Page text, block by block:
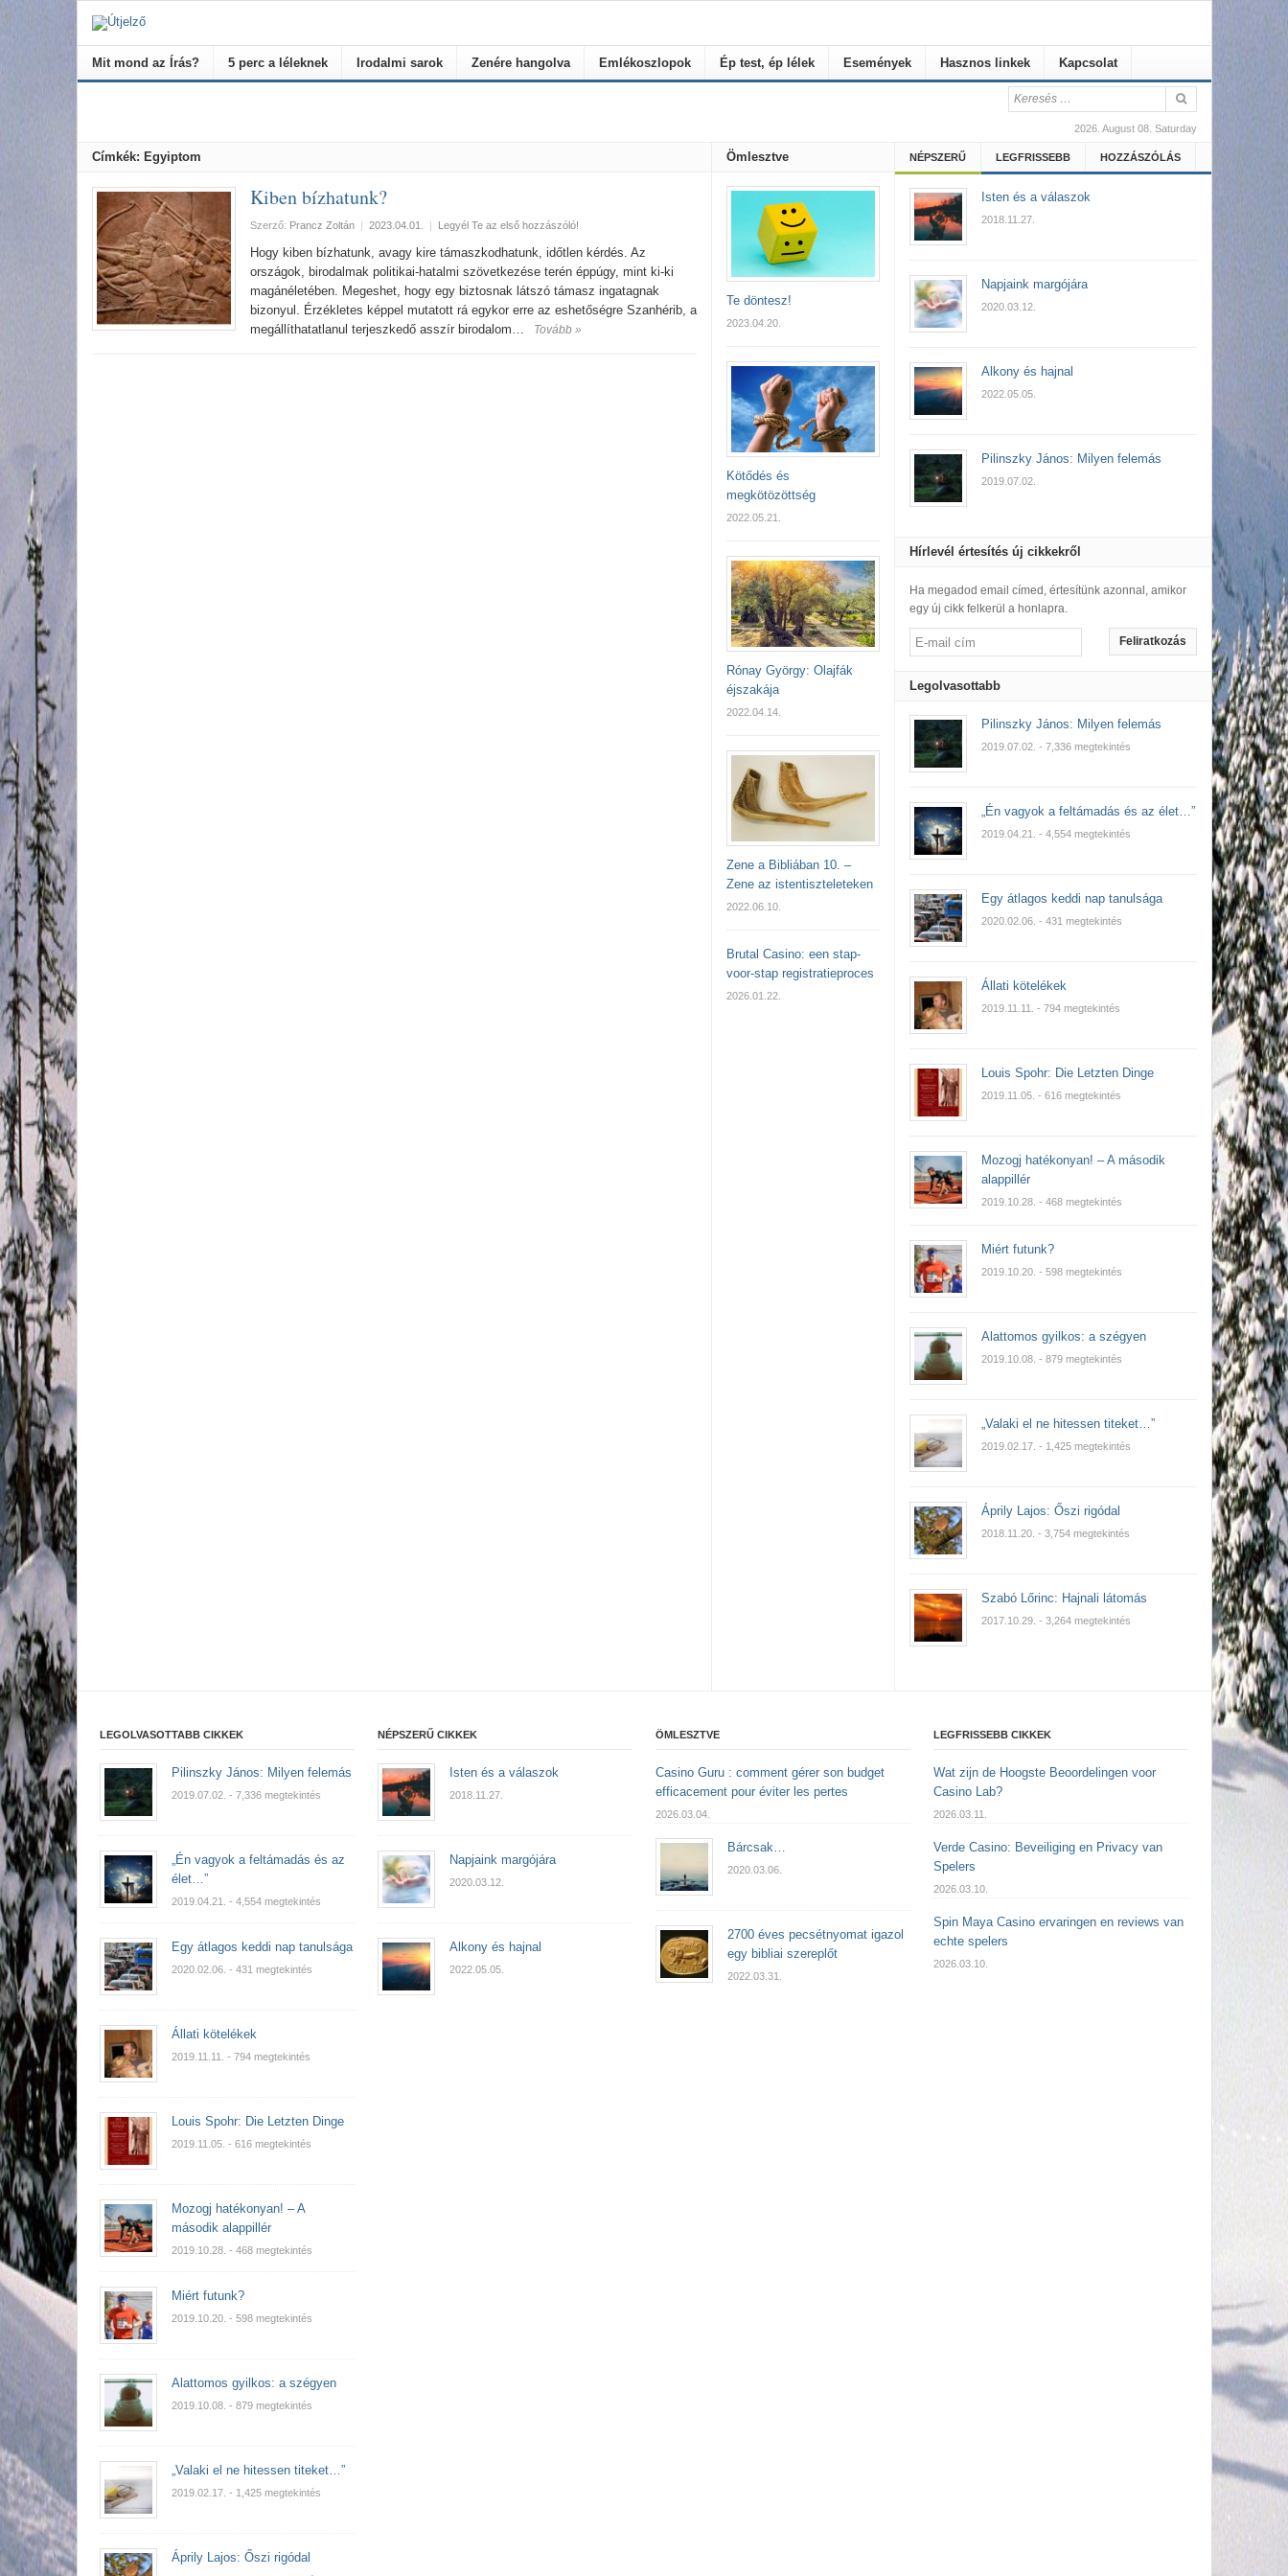
Mit mond az Írás? 5 perc a léleknek Irodalmi sarok Zenére hangolva Emlékoszlopok Ép test, ép lélek Események Hasznos linkek Kapcsolat
2026. August 08. Saturday
Címkék: Egyiptom
Kiben bízhatunk?
Szerző: Prancz Zoltán | 2023.04.01. | Legyél Te az első hozzászóló!
Hogy kiben bízhatunk, avagy kire támaszkodhatunk, időtlen kérdés. Az
országok, birodalmak politikai-hatalmi szövetkezése terén éppúgy, mint ki-ki
magánéletében. Megeshet, hogy egy biztosnak látszó támasz ingatagnak
bizonyul. Érzékletes képpel mutatott rá egykor erre az eshetőségre Szanhérib, a
megállíthatatlanul terjeszkedő asszír birodalom…
Tovább »
Ömlesztve
Te döntesz!
2023.04.20.
Kötődés és
megkötözöttség
2022.05.21.
Rónay György: Olajfák
éjszakája
2022.04.14.
Zene a Bibliában 10. –
Zene az istentiszteleteken
2022.06.10.
Brutal Casino: een stap-
voor-stap registratieproces
2026.01.22.
NÉPSZERŰ LEGFRISSEBB HOZZÁSZÓLÁS
Isten és a válaszok
2018.11.27.
Napjaink margójára
2020.03.12.
Alkony és hajnal
2022.05.05.
Pilinszky János: Milyen felemás
2019.07.02.
Hírlevél értesítés új cikkekről
Ha megadod email címed, értesítünk azonnal, amikor
egy új cikk felkerül a honlapra.
Feliratkozás
Legolvasottabb
Pilinszky János: Milyen felemás
2019.07.02. - 7,336 megtekintés
„Én vagyok a feltámadás és az élet…”
2019.04.21. - 4,554 megtekintés
Egy átlagos keddi nap tanulsága
2020.02.06. - 431 megtekintés
Állati kötelékek
2019.11.11. - 794 megtekintés
Louis Spohr: Die Letzten Dinge
2019.11.05. - 616 megtekintés
Mozogj hatékonyan! – A második
alappillér
2019.10.28. - 468 megtekintés
Miért futunk?
2019.10.20. - 598 megtekintés
Alattomos gyilkos: a szégyen
2019.10.08. - 879 megtekintés
„Valaki el ne hitessen titeket…”
2019.02.17. - 1,425 megtekintés
Áprily Lajos: Őszi rigódal
2018.11.20. - 3,754 megtekintés
Szabó Lőrinc: Hajnali látomás
2017.10.29. - 3,264 megtekintés
LEGOLVASOTTABB CIKKEK
Pilinszky János: Milyen felemás
2019.07.02. - 7,336 megtekintés
„Én vagyok a feltámadás és az
élet…”
2019.04.21. - 4,554 megtekintés
Egy átlagos keddi nap tanulsága
2020.02.06. - 431 megtekintés
Állati kötelékek
2019.11.11. - 794 megtekintés
Louis Spohr: Die Letzten Dinge
2019.11.05. - 616 megtekintés
Mozogj hatékonyan! – A
második alappillér
2019.10.28. - 468 megtekintés
Miért futunk?
2019.10.20. - 598 megtekintés
Alattomos gyilkos: a szégyen
2019.10.08. - 879 megtekintés
„Valaki el ne hitessen titeket…”
2019.02.17. - 1,425 megtekintés
Áprily Lajos: Őszi rigódal
NÉPSZERŰ CIKKEK
Isten és a válaszok
2018.11.27.
Napjaink margójára
2020.03.12.
Alkony és hajnal
2022.05.05.
ÖMLESZTVE
Casino Guru : comment gérer son budget
efficacement pour éviter les pertes
2026.03.04.
Bárcsak…
2020.03.06.
2700 éves pecsétnyomat igazol
egy bibliai szereplőt
2022.03.31.
LEGFRISSEBB CIKKEK
Wat zijn de Hoogste Beoordelingen voor
Casino Lab?
2026.03.11.
Verde Casino: Beveiliging en Privacy van
Spelers
2026.03.10.
Spin Maya Casino ervaringen en reviews van
echte spelers
2026.03.10.